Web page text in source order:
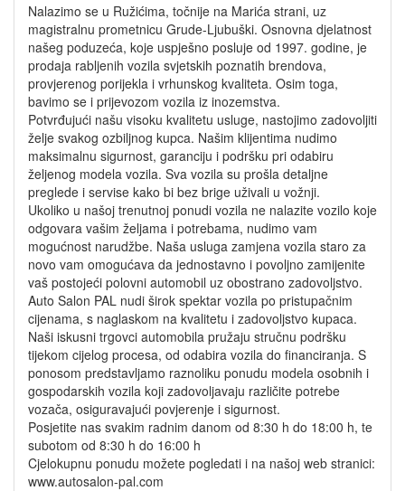
Nalazimo se u Ružićima, točnije na Marića strani, uz
magistralnu prometnicu Grude-Ljubuški. Osnovna djelatnost
našeg poduzeća, koje uspješno posluje od 1997. godine, je
prodaja rabljenih vozila svjetskih poznatih brendova,
provjerenog porijekla i vrhunskog kvaliteta. Osim toga,
bavimo se i prijevozom vozila iz inozemstva.
Potvrđujući našu visoku kvalitetu usluge, nastojimo zadovoljiti
želje svakog ozbiljnog kupca. Našim klijentima nudimo
maksimalnu sigurnost, garanciju i podršku pri odabiru
željenog modela vozila. Sva vozila su prošla detaljne
preglede i servise kako bi bez brige uživali u vožnji.
Ukoliko u našoj trenutnoj ponudi vozila ne nalazite vozilo koje
odgovara vašim željama i potrebama, nudimo vam
mogućnost narudžbe. Naša usluga zamjena vozila staro za
novo vam omogućava da jednostavno i povoljno zamijenite
vaš postojeći polovni automobil uz obostrano zadovoljstvo.
Auto Salon PAL nudi širok spektar vozila po pristupačnim
cijenama, s naglaskom na kvalitetu i zadovoljstvo kupaca.
Naši iskusni trgovci automobila pružaju stručnu podršku
tijekom cijelog procesa, od odabira vozila do financiranja. S
ponosom predstavljamo raznoliku ponudu modela osobnih i
gospodarskih vozila koji zadovoljavaju različite potrebe
vozača, osiguravajući povjerenje i sigurnost.
Posjetite nas svakim radnim danom od 8:30 h do 18:00 h, te
subotom od 8:30 h do 16:00 h
Cjelokupnu ponudu možete pogledati i na našoj web stranici:
www.autosalon-pal.com